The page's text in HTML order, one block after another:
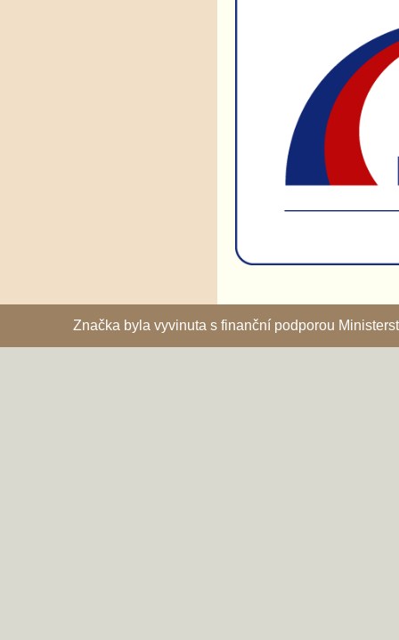
Značka byla vyvinuta s finanční podporou